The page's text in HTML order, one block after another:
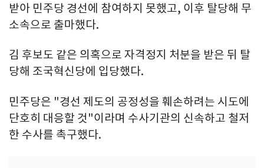
받아 민주당 경선에 참여하지 못했고, 이후 탈당해 무
소속으로 출마했다.
김 후보도 같은 의혹으로 자격정지 처분을 받은 뒤 탈
당해 조국혁신당에 입당했다.
민주당은 "경선 제도의 공정성을 훼손하려는 시도에
단호히 대응할 것"이라며 수사기관의 신속하고 철저
한 수사를 촉구했다.